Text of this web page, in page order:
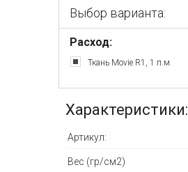
Выбор варианта:
Расход:
Ткань Movie R1, 1 п.м.
Характеристики:
Артикул:
Вес (гр/см2)